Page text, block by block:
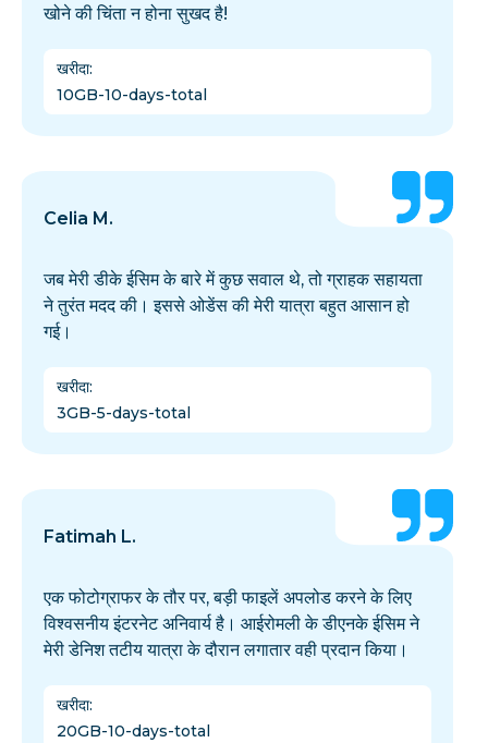
खोने की चिंता न होना सुखद है!
खरीदा:
10GB-10-days-total
Celia M.
जब मेरी डीके ईसिम के बारे में कुछ सवाल थे, तो ग्राहक सहायता
ने तुरंत मदद की। इससे ओडेंस की मेरी यात्रा बहुत आसान हो
गई।
खरीदा:
3GB-5-days-total
Fatimah L.
एक फोटोग्राफर के तौर पर, बड़ी फाइलें अपलोड करने के लिए
विश्वसनीय इंटरनेट अनिवार्य है। आईरोमली के डीएनके ईसिम ने
मेरी डेनिश तटीय यात्रा के दौरान लगातार वही प्रदान किया।
खरीदा:
20GB-10-days-total